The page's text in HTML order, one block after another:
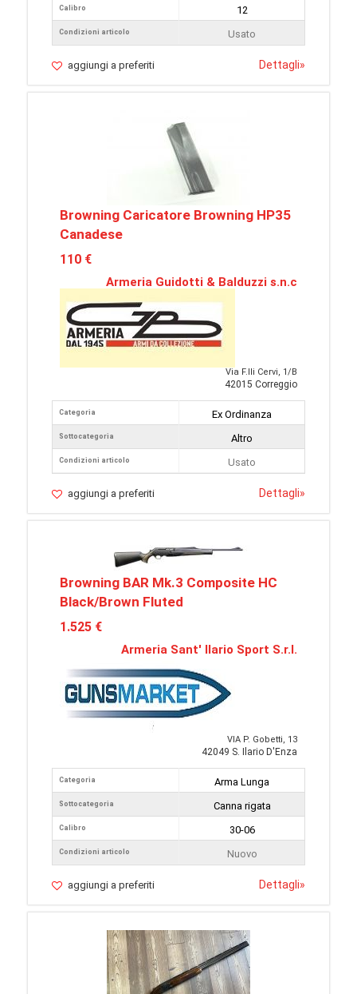
Calibro
Condizioni articolo
12
Usato
aggiungi a preferiti Dettagli»
Browning Caricatore Browning HP35
Canadese
110 €
Armeria Guidotti & Balduzzi s.n.c
Via F.lli Cervi, 1/B
42015 Correggio
Categoria
Sottocategoria
Condizioni articolo
Ex Ordinanza
Altro
Usato
aggiungi a preferiti Dettagli»
Browning BAR Mk.3 Composite HC
Black/Brown Fluted
1.525 €
Armeria Sant' Ilario Sport S.r.l.
VIA P. Gobetti, 13
42049 S. Ilario D'Enza
Categoria
Sottocategoria
Calibro
Condizioni articolo
Arma Lunga
Canna rigata
30-06
Nuovo
aggiungi a preferiti Dettagli»